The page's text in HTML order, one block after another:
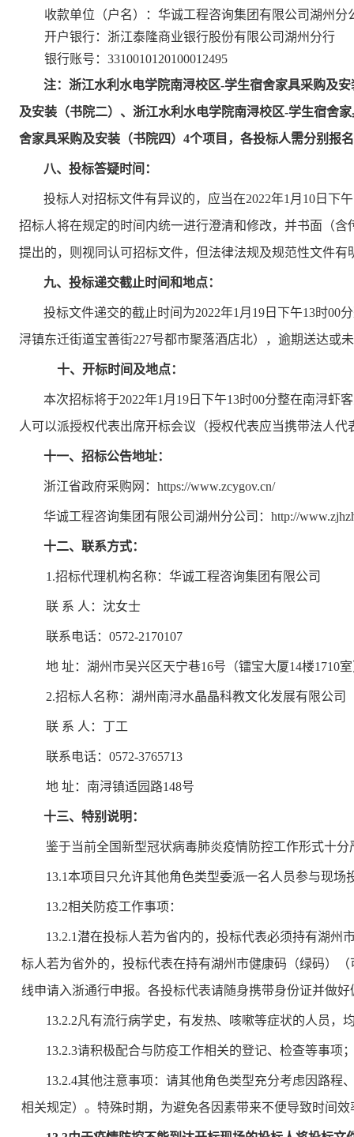
收款单位（户名）：华诚工程咨询集团有限公司湖州分
开户银行： 浙江泰隆商业银行股份有限公司湖州分行
银行账号： 3310010120100012495
注：浙江水利水电学院南浔校区-学生宿舍家具采购及
及安装（书院二）、浙江水利水电学院南浔校区-学生宿舍
舍家具采购及安装（书院四）4个项目，各投标人需分别报
八、投标答疑时间：
投标人对招标文件有异议的， 应当在2022年1 月 10 日下午
招标人将在规定的时间内统一进行澄清和修改，并书面（
提出的，则视同认可招标文件，但法律法规及规范性文件有
九、投标递交截止时间和地点：
投标文件递交的截止时间 为2022年1 月 19 日下午13时00
浔镇东迁街道宝善街227号都市聚落酒店北）
，逾期送达或
十、开标时间及地点：
本次招标将于2022年1 月 19 日 下午13时00分整在南浔虾
人可以派授权代表出席开标会议（授权代表应当携带法人
十一、招标公告地址：
浙江省政府采购网： https://www.zcygov.cn/
华诚工程咨询集团有限公司湖州分公司： http://
十二、联系方式：
1.招标代理机构名称： 华诚工程咨询集团有限公司
联 系 人： 沈女士
联系电话： 0572-2170107
地 址：湖州市吴兴区天宁巷16号（镭宝大厦14楼1710
2.招标人名称： 湖州南浔水晶晶科教文化发展有限公司
联 系 人： 丁工
联系电话： 0572-3765713
地 址： 南浔镇适园路148号
十三、特别说明：
鉴于当前全国新型冠状病毒肺炎疫情防控工作形式十
13.1本项目只允许其他角色类型委派一名人员参与现场
13.2相关防疫工作事项：
13.2.1潜在投标人若为省内的，投标代表必须持有湖
标人若为省外的，投标代表在持有湖州市健康码（绿码）
线申请入浙通行申报。各投标代表请随身携带身份证并做
13.2.2凡有流行病学史，有发热、咳嗽等症状的人员，
13.2.3请积极配合与防疫工作相关的登记、检查等事项
13.2.4其他注意事项：请其他角色类型充分考虑因路
相关规定）。特殊时期，为避免各因素带来不便导致时间